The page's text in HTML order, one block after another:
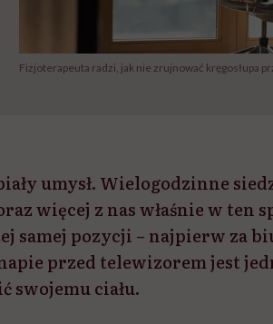
Fizjoterapeuta radzi, jak nie zrujnować kręgosłupa
umysł. Wielogodzinne
więcej z nas właśnie w ten
samej pozycji – najpierw za
przed telewizorem jest
swojemu ciału.